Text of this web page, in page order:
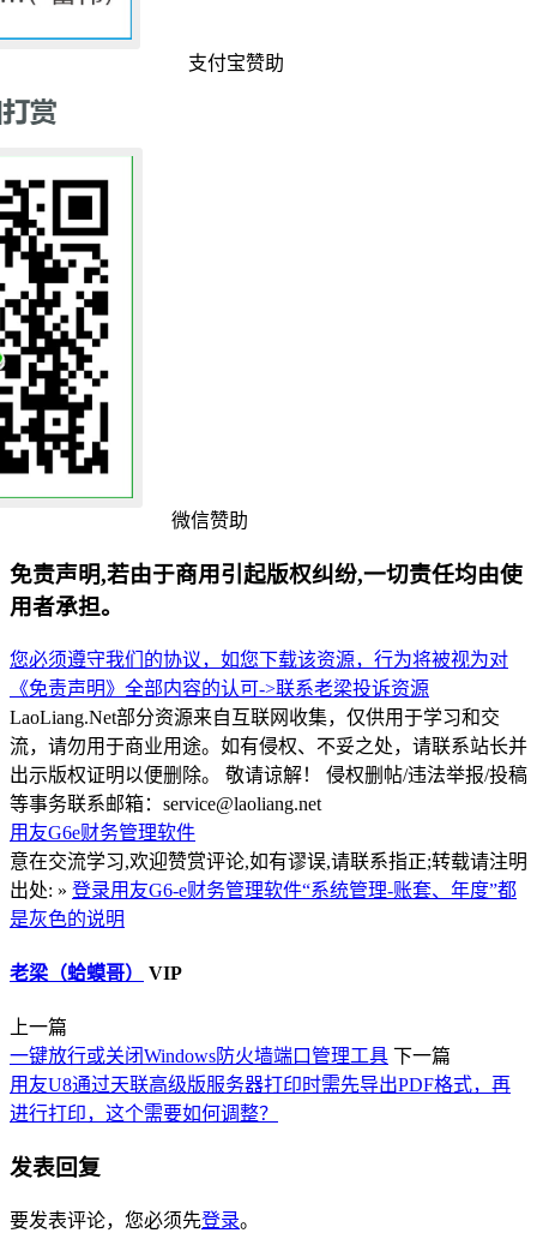
支付宝赞助
微信赞助
免责声明,若由于商用引起版权纠纷,一切责任均由使
用者承担。
您必须遵守我们的协议，如您下载该资源，行为将被视为对
《免责声明》全部内容的认可->联系老梁投诉资源
LaoLiang.Net部分资源来自互联网收集，仅供用于学习和交
流，请勿用于商业用途。如有侵权、不妥之处，请联系站长并
出示版权证明以便删除。 敬请谅解！ 侵权删帖/违法举报/投稿
等事务联系邮箱：service@laoliang.net
用友G6e财务管理软件
意在交流学习,欢迎赞赏评论,如有谬误,请联系指正;转载请注明
出处: » 登录用友G6-e财务管理软件“系统管理-账套、年度”都
是灰色的说明
老梁（蛤蟆哥） VIP
上一篇
一键放行或关闭Windows防火墙端口管理工具 下一篇
用友U8通过天联高级版服务器打印时需先导出PDF格式，再
进行打印，这个需要如何调整？
发表回复
要发表评论，您必须先登录。